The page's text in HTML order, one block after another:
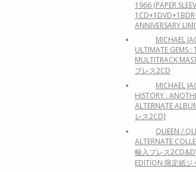
1966 (PAPER
ANNIVERSARY
MICHAEL
ULTIMATE GEMS :
MULTITRACK
プレス2CD
MICHAEL
HISTORY :
ALTERNATE
レス2CD]
QUEEN /
ALTERNATE
輸入プレス
EDITION 限定紙ジ